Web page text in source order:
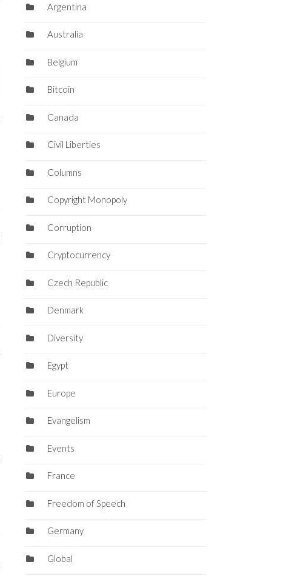
Argentina
Australia
Belgium
Bitcoin
Canada
Civil Liberties
Columns
Copyright Monopoly
Corruption
Cryptocurrency
Czech Republic
Denmark
Diversity
Egypt
Europe
Evangelism
Events
France
Freedom of Speech
Germany
Global